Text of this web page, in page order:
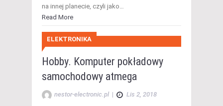
na innej planecie, czyli jako…
Read More
ELEKTRONIKA
Hobby. Komputer pokładowy
samochodowy atmega
nestor-electronic.pl | Lis 2, 2018